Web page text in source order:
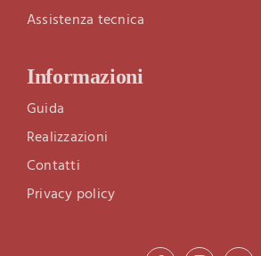
Assistenza tecnica
Informazioni
Guida
Realizzazioni
Contatti
Privacy policy